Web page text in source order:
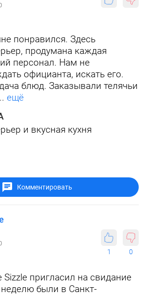
понравился. Здесь
продумана каждая
персонал. Нам не
официанта, искать его.
блюд. Заказывали телячьи
ещё
и вкусная кухня
Комментировать
1 0
Sizzle пригласил на свидание
были в Санкт-